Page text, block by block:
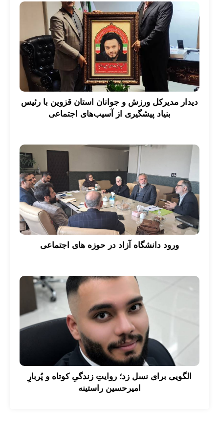
دیدار مدیرکل ورزش و جوانان استان قزوین با رئیس
بنیاد پیشگیری از آسیب‌های اجتماعی
ورود دانشگاه آزاد در حوزه های اجتماعی
الگویی برای نسل زد؛ روایتِ زندگیِ کوتاه و پُربارِ
امیرحسین راستینه